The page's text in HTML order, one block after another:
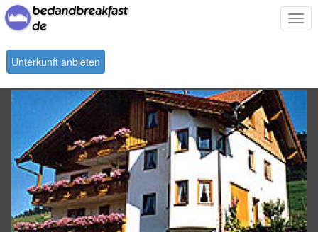
Unterkunft anbieten